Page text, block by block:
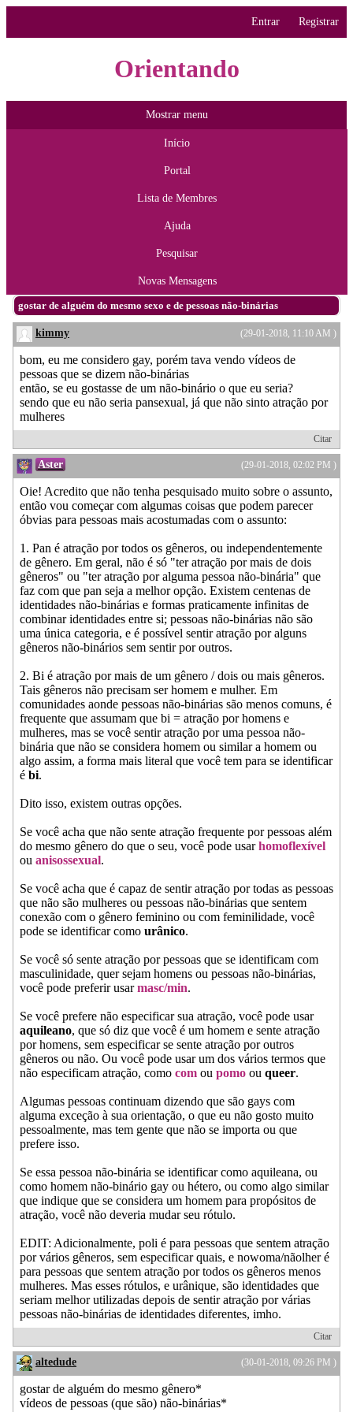
Entrar Registrar
Orientando
Mostrar menu
Início
Portal
Lista de Membres
Ajuda
Pesquisar
Novas Mensagens
gostar de alguém do mesmo sexo e de pessoas não-binárias
(29-01-2018, 11:10 AM )
kimmy
bom, eu me considero gay, porém tava vendo vídeos de
pessoas que se dizem não-binárias
então, se eu gostasse de um não-binário o que eu seria?
sendo que eu não seria pansexual, já que não sinto atração por
mulheres
Citar
(29-01-2018, 02:02 PM )
Aster
Oie! Acredito que não tenha pesquisado muito sobre o assunto,
então vou começar com algumas coisas que podem parecer
óbvias para pessoas mais acostumadas com o assunto:
1. Pan é atração por todos os gêneros, ou independentemente
de gênero. Em geral, não é só "ter atração por mais de dois
gêneros" ou "ter atração por alguma pessoa não-binária" que
faz com que pan seja a melhor opção. Existem centenas de
identidades não-binárias e formas praticamente infinitas de
combinar identidades entre si; pessoas não-binárias não são
uma única categoria, e é possível sentir atração por alguns
gêneros não-binários sem sentir por outros.
2. Bi é atração por mais de um gênero / dois ou mais gêneros.
Tais gêneros não precisam ser homem e mulher. Em
comunidades aonde pessoas não-binárias são menos comuns, é
frequente que assumam que bi = atração por homens e
mulheres, mas se você sentir atração por uma pessoa não-
binária que não se considera homem ou similar a homem ou
algo assim, a forma mais literal que você tem para se identificar
é bi.
Dito isso, existem outras opções.
Se você acha que não sente atração frequente por pessoas além
do mesmo gênero do que o seu, você pode usarhomoflexível
ou anisossexual.
Se você acha que é capaz de sentir atração por todas as pessoas
que não são mulheres ou pessoas não-binárias que sentem
conexão com o gênero feminino ou com feminilidade, você
pode se identificar como urânico.
Se você só sente atração por pessoas que se identificam com
masculinidade, quer sejam homens ou pessoas não-binárias,
você pode preferir usarmasc/min.
Se você prefere não especificar sua atração, você pode usar
aquileano, que só diz que você é um homem e sente atração
por homens, sem especificar se sente atração por outros
gêneros ou não. Ou você pode usar um dos vários termos que
não especificam atração, como com ou pomo ou queer.
Algumas pessoas continuam dizendo que são gays com
alguma exceção à sua orientação, o que eu não gosto muito
pessoalmente, mas tem gente que não se importa ou que
prefere isso.
Se essa pessoa não-binária se identificar como aquileana, ou
como homem não-binário gay ou hétero, ou como algo similar
que indique que se considera um homem para propósitos de
atração, você não deveria mudar seu rótulo.
EDIT: Adicionalmente, poli é para pessoas que sentem atração
por vários gêneros, sem especificar quais, e nowoma/nãolher é
para pessoas que sentem atração por todos os gêneros menos
mulheres. Mas esses rótulos, e urânique, são identidades que
seriam melhor utilizadas depois de sentir atração por várias
pessoas não-binárias de identidades diferentes, imho.
Citar
(30-01-2018, 09:26 PM )
altedude
gostar de alguém do mesmo gênero*
vídeos de pessoas (que são) não-binárias*